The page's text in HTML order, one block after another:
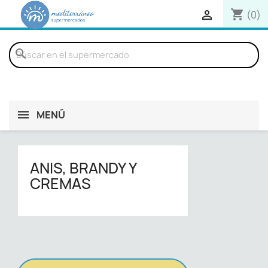
shopping_cart (0)

search
MENÚ
ANIS, BRANDY Y
CREMAS